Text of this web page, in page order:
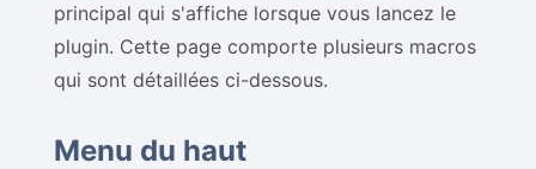
principal qui s'affiche lorsque vous lancez le
plugin. Cette page comporte plusieurs macros
qui sont détaillées ci-dessous.
Menu du haut